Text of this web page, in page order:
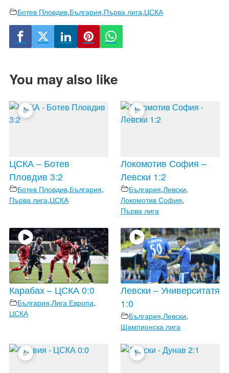
Ботев Пловдив,България,Първа лига,ЦСКА
You may also like
ЦСКА – Ботев
Пловдив 3:2
Ботев Пловдив,България,
Първа лига,ЦСКА
Локомотив София –
Левски 1:2
България,Левски,
Локомотив София,
Първа лига
Карабах – ЦСКА 0:0
България,Лига Европа,
ЦСКА
Левски – Университатя
1:0
България,Левски,
Шампионска лига